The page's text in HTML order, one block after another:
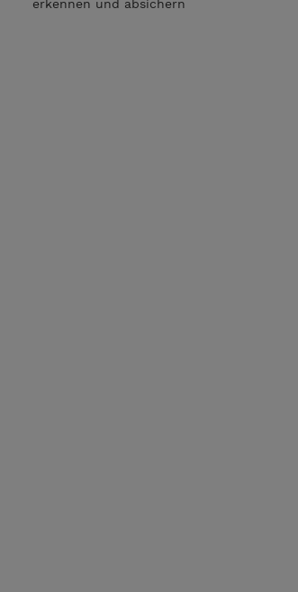
erkennen und absichern